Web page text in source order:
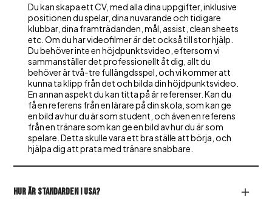
Du kan skapa ett CV, med alla dina uppgifter, inklusive
positionen du spelar, dina nuvarande och tidigare
klubbar, dina framträdanden, mål, assist, clean sheets
etc. Om du har videofilmer är det också till stor hjälp.
Du behöver inte en höjdpunktsvideo, eftersom vi
sammanställer det professionellt åt dig, allt du
behöver är två-tre fullängdsspel, och vi kommer att
kunna ta klipp från det och bilda din höjdpunktsvideo.
En annan aspekt du kan titta på är referenser. Kan du
få en referens från en lärare på din skola, som kan ge
en bild av hur du är som student, och även en referens
från en tränare som kan ge en bild av hur du är som
spelare. Detta skulle vara ett bra ställe att börja, och
hjälpa dig att prata med tränare snabbare.
Hur är standarden i USA?